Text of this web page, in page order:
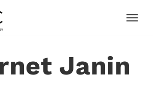
Janin